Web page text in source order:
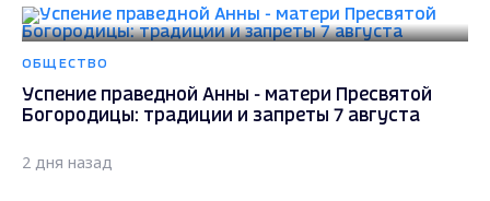
ОБЩЕСТВО
Успение праведной Анны - матери Пресвятой
Богородицы: традиции и запреты 7 августа
2 дня назад